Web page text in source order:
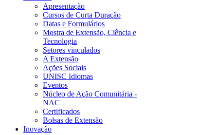
Apresentação
Cursos de Curta Duração
Datas e Formulários
Mostra de Extensão, Ciência e
Tecnologia
Setores vinculados
A Extensão
Ações Sociais
UNISC Idiomas
Eventos
Núcleo de Ação Comunitária -
NAC
Certificados
Bolsas de Extensão
Inovação